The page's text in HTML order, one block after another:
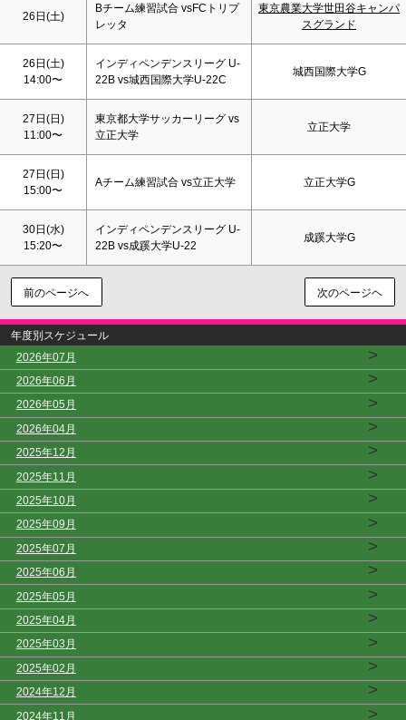
26日(土)
Bチーム練習試合 vsFCトリプ
レッタ
東京農業大学世田谷キャンパ
スグランド
26日(土)
14:00〜
インディペンデンスリーグ U-
22B vs城西国際大学U-22C
城西国際大学G
27日(日)
11:00〜
東京都大学サッカーリーグ vs
立正大学
立正大学
27日(日)
15:00〜
Aチーム練習試合 vs立正大学 立正大学G
30日(水)
15:20〜
インディペンデンスリーグ U-
22B vs成蹊大学U-22
成蹊大学G
前のページへ 次のページヘ
年度別スケジュール
2026年07月
>
2026年06月 >
2026年05月 >
2026年04月 >
2025年12月 >
2025年11月 >
2025年10月 >
2025年09月 >
2025年07月 >
2025年06月 >
2025年05月 >
2025年04月 >
2025年03月 >
2025年02月 >
2024年12月 >
2024年11月 >